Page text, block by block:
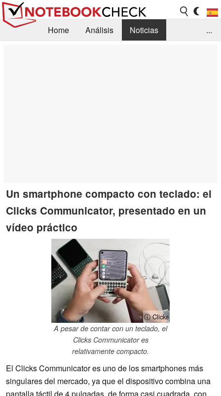
Home Análisis
Noticias
...
Un smartphone compacto con teclado: el
Clicks Communicator, presentado en un
vídeo práctico
ⓘ Clicks
A pesar de contar con un teclado, el
Clicks Communicator es
relativamente compacto.
El Clicks Communicator es uno de los smartphones más
singulares del mercado, ya que el dispositivo combina una